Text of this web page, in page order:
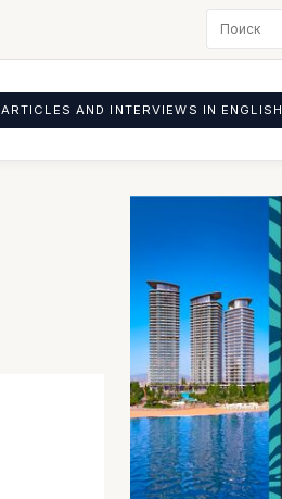
ARTICLES AND INTERVIEWS IN ENGLISH